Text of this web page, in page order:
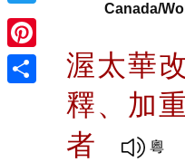
Twitter
Pinterest
Canada/
渥太華
釋、加
者